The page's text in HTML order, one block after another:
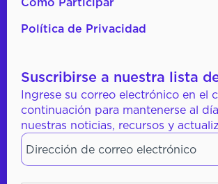
Política de Privacidad
Suscribirse a nuestra lista
Ingrese su correo electrónico en el
continuación para mantenerse al
nuestras noticias, recursos y
Dirección de correo electrónico